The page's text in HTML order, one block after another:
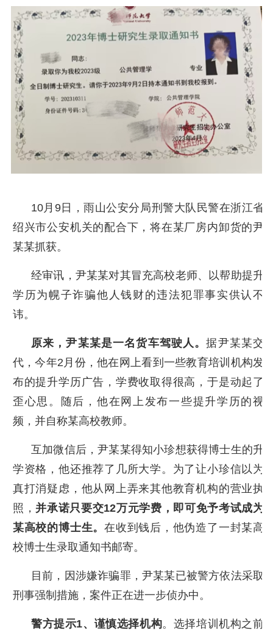
10月9日，雨山公安分局刑警大队民警在浙江省
绍兴市公安机关的配合下，将在某厂房内卸货的尹
某某抓获。
经审讯，尹某某对其冒充高校老师、以帮助提升
学历为幌子诈骗他人钱财的违法犯罪事实供认不
讳。
原来，尹某某是一名货车驾驶人。据尹某某交
代，今年2月份，他在网上看到一些教育培训机构发
布的提升学历广告，学费收取得很高，于是动起了
歪心思。随后，他在网上发布一些提升学历的视
频，并自称某高校教师。
互加微信后，尹某某得知小珍想获得博士生的升
学资格，他还推荐了几所大学。为了让小珍信以为
真打消疑虑，他从网上弄来其他教育机构的营业执
照， 并承诺只要交12万元学费，即可免予考试成为
某高校的博士生。在收到钱后，他伪造了一封某高
校博士生录取通知书邮寄。
目前，因涉嫌诈骗罪，尹某某已被警方依法采取
刑事强制措施，案件正在进一步侦办中。
警方提示1、 谨慎选择机构。选择培训机构之前